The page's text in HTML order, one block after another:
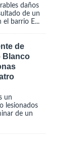
daños
de un
el barrio E...
de
Blanco
un
lesionados
de un